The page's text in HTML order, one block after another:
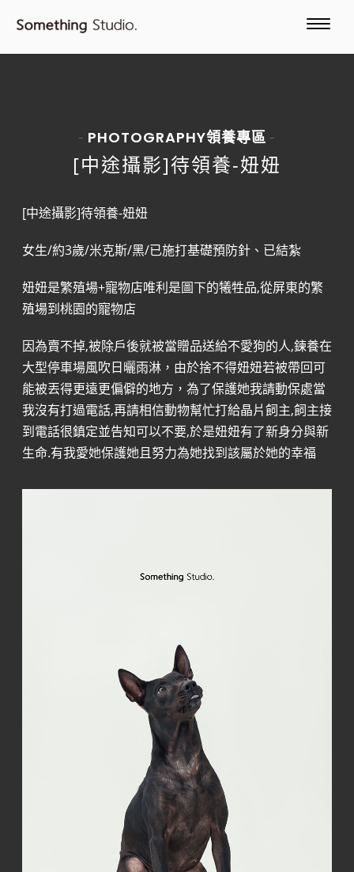
- PHOTOGRAPHY領養專區 -
[中途攝影]待領養-妞妞
[中途攝影]待領養-妞妞
女生/約3歲/米克斯/黑/已施打基礎預防針、已結紮
妞妞是繁殖場+寵物店唯利是圖下的犧牲品,從屏東的繁
殖場到桃園的寵物店
因為賣不掉,被除戶後就被當贈品送給不愛狗的人,鍊養在
大型停車場風吹日曬雨淋，由於捨不得妞妞若被帶回可
能被丟得更遠更偏僻的地方，為了保護她我請動保處當
我沒有打過電話,再請相信動物幫忙打給晶片飼主,飼主接
到電話很鎮定並告知可以不要,於是妞妞有了新身分與新
生命.有我愛她保護她且努力為她找到該屬於她的幸福